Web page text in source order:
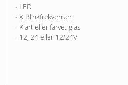
- LED
- X Blinkfrekvenser
- Klart eller farvet glas
- 12, 24 eller 12/24V